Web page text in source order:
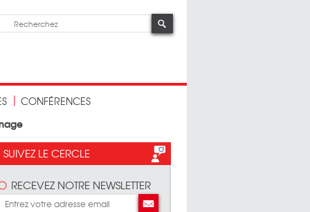
CONFÉRENCES
SUIVEZ LE CERCLE
RECEVEZ NOTRE NEWSLETTER